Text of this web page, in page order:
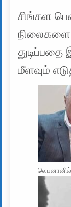
சிங்கள
துடிப்பதை
மீளவும்